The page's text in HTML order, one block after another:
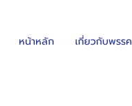
หน้าหลัก เกี่ยวกับพรรค